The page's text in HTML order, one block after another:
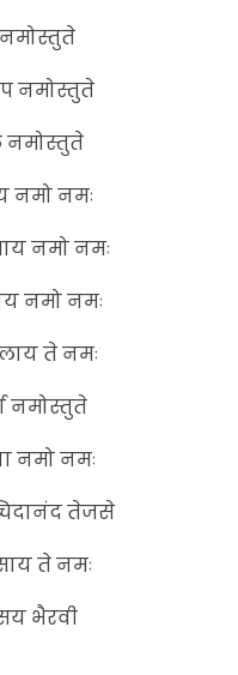
नमोस्तुते
नमोस्तुते
नमो नमः
नमो नमः
नमो नमः
ते नमः
नमोस्तुते
नमो नमः
तेजसे
ते नमः
भैरवी